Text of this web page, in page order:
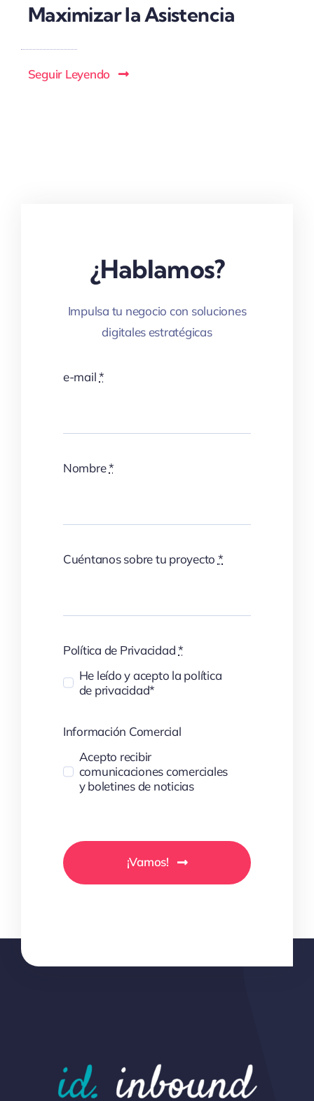
Maximizar la Asistencia
Seguir Leyendo
¿Hablamos?
Impulsa tu negocio con soluciones
digitales estratégicas
e-mail*
Nombre*
Cuéntanos sobre tu proyecto *
Política de Privacidad*
He leído y acepto la política
de privacidad*
Información Comercial
Acepto recibir
comunicaciones comerciales
y boletines de noticias
¡Vamos!